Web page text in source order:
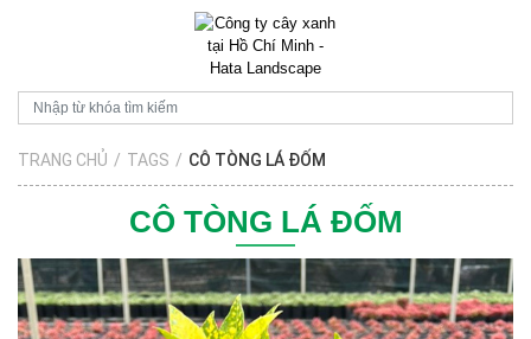
TRANG CHỦ / TAGS / CÔ TÒNG LÁ ĐỐM
CÔ TÒNG LÁ ĐỐM